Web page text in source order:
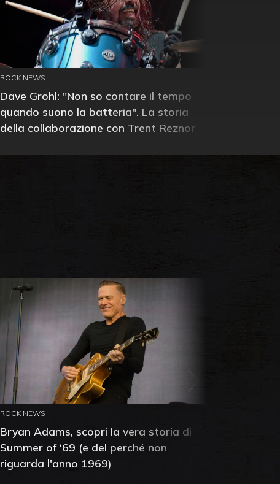
ROCK NEWS
Dave Grohl: "Non so contare il tempo
quando suono la batteria". La storia
della collaborazione con Trent Reznor
ROCK NEWS
Bryan Adams, scopri la vera storia di
Summer of ‘69 (e del perché non
riguarda l'anno 1969)